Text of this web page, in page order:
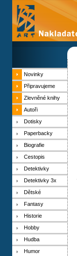
Novinky
Připravujeme
Zlevněné knihy
Autoři
Dotisky
Paperbacky
Biografie
Cestopis
Detektivky
Detektivky 3x
Dětské
Fantasy
Historie
Hobby
Hudba
Humor